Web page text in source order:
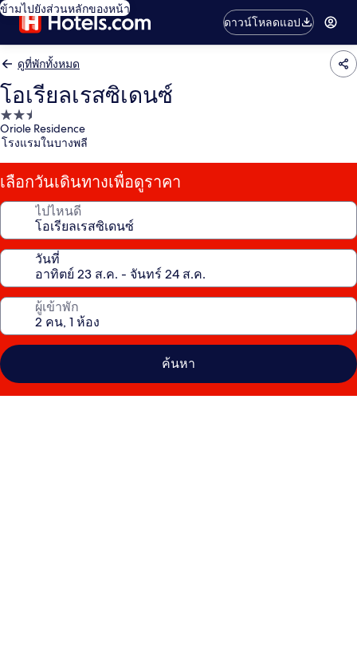
ข้ามไปยังส่วนหลักของหน้า
ดาวน์โหลดแอป
ดูที่พักทั้งหมด
โอเรียลเรสซิเดนซ์
ที่พัก
2.5
Oriole Residence
โรงแรมในบางพลี
เลือกวันเดินทางเพื่อดูราคา
ไปไหนดี
วันที่
ผู้เข้าพัก
ค้นหา